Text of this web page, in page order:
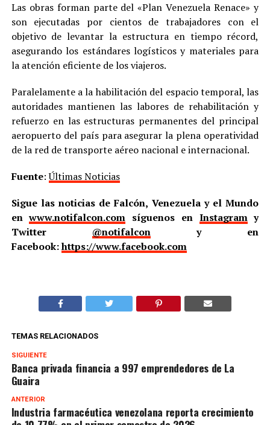
Las obras forman parte del «Plan Venezuela Renace» y
son ejecutadas por cientos de trabajadores con el
objetivo de levantar la estructura en tiempo récord,
asegurando los estándares logísticos y materiales para
la atención eficiente de los viajeros.
Paralelamente a la habilitación del espacio temporal, las
autoridades mantienen las labores de rehabilitación y
refuerzo en las estructuras permanentes del principal
aeropuerto del país para asegurar la plena operatividad
de la red de transporte aéreo nacional e internacional.
Fuente:Últimas Noticias
Sigue las noticias de Falcón, Venezuela y el Mundo
enwww.notifalcon.com síguenos en Instagramy
Twitter @notifalcony en
Facebook:https://www.facebook.com
TEMAS RELACIONADOS
SIGUIENTE
Banca privada financia a 997 emprendedores de La
Guaira
ANTERIOR
Industria farmacéutica venezolana reporta crecimiento